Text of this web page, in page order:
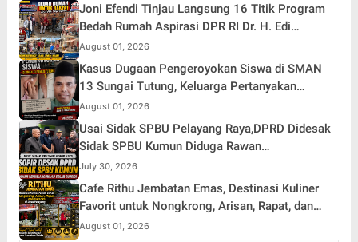
Joni Efendi Tinjau Langsung 16 Titik Program
Bedah Rumah Aspirasi DPR RI Dr. H. Edi
Purwanto di Kecamatan Gunung Kerinci
August 01, 2026
Kasus Dugaan Pengeroyokan Siswa di SMAN
13 Sungai Tutung, Keluarga Pertanyakan
Tanggung Jawab Kepsek
August 01, 2026
Usai Sidak SPBU Pelayang Raya,DPRD Didesak
Sidak SPBU Kumun Diduga Rawan
Penyalahgunaan Solar Subsidi
July 30, 2026
Cafe Rithu Jembatan Emas, Destinasi Kuliner
Favorit untuk Nongkrong, Arisan, Rapat, dan
Karaoke di Desa Pelayang
August 01, 2026